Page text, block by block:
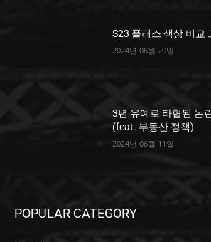
S23 플러스 색상 비교
2024년 06월 20일
3년 유예로 타협된 논
(feat. 부동산 정책)
2024년 06월 11일
POPULAR CATEGORY